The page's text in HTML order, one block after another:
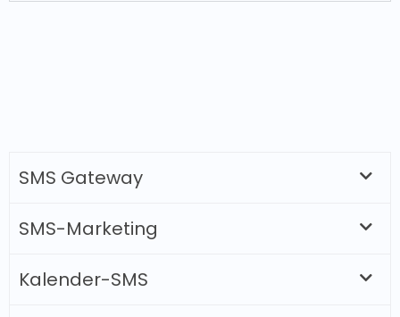
SMS Gateway
SMS-Marketing
Kalender-SMS